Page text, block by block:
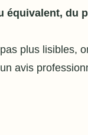
du
plus lisibles,
avis